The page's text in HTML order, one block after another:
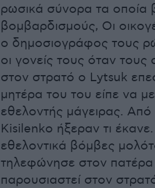
ρωσικά σύνορα τα οποία
βομβαρδισμούς, Οι
ο δημοσιογράφος τους
οι γονείς τους όταν
στον στρατό ο Lytsuk
μητέρα του του είπε να
εθελοντής μάγειρας. Από
Kisilenko ήξεραν τι έκανε.
εθελοντικά βόμβες
τηλεφώνησε στον πατέρα
παρουσιαστεί στον